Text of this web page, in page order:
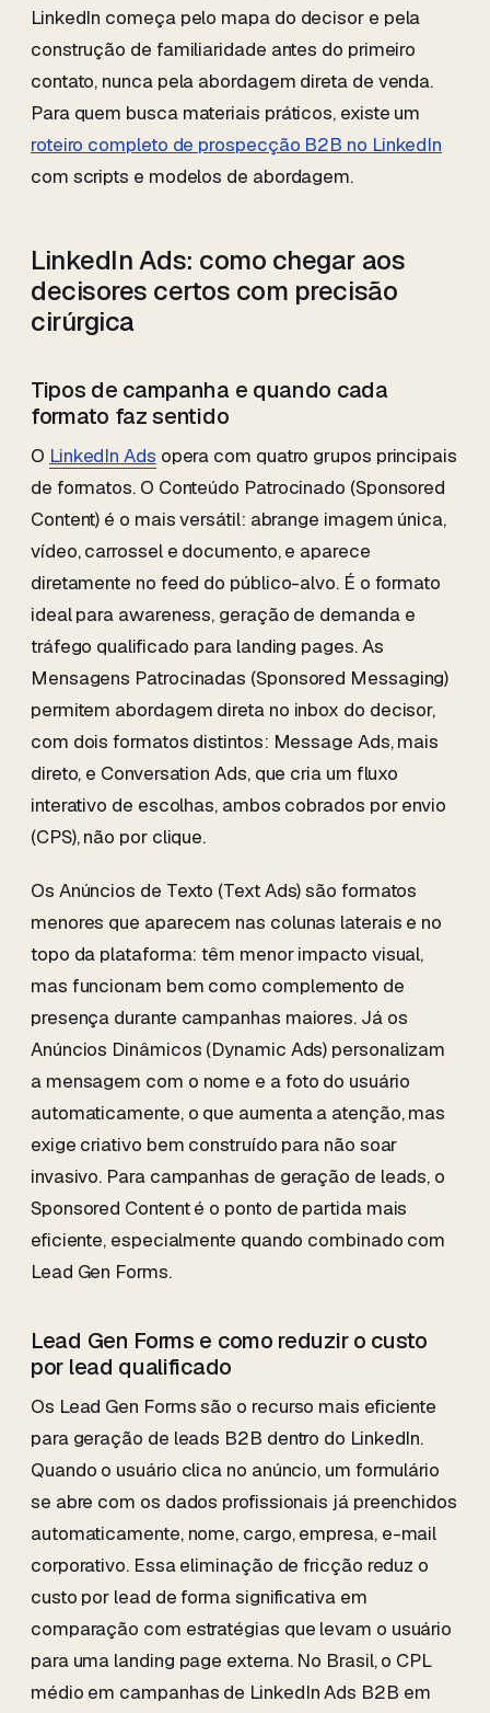
LinkedIn começa pelo mapa do decisor e pela
construção de familiaridade antes do primeiro
contato, nunca pela abordagem direta de venda.
Para quem busca materiais práticos, existe um
roteiro completo de prospecção B2B no LinkedIn
com scripts e modelos de abordagem.
LinkedIn Ads: como chegar aos
decisores certos com precisão
cirúrgica
Tipos de campanha e quando cada
formato faz sentido
O LinkedIn Ads opera com quatro grupos principais
de formatos. O Conteúdo Patrocinado (Sponsored
Content) é o mais versátil: abrange imagem única,
vídeo, carrossel e documento, e aparece
diretamente no feed do público-alvo. É o formato
ideal para awareness, geração de demanda e
tráfego qualificado para landing pages. As
Mensagens Patrocinadas (Sponsored Messaging)
permitem abordagem direta no inbox do decisor,
com dois formatos distintos: Message Ads, mais
direto, e Conversation Ads, que cria um fluxo
interativo de escolhas, ambos cobrados por envio
(CPS), não por clique.
Os Anúncios de Texto (Text Ads) são formatos
menores que aparecem nas colunas laterais e no
topo da plataforma: têm menor impacto visual,
mas funcionam bem como complemento de
presença durante campanhas maiores. Já os
Anúncios Dinâmicos (Dynamic Ads) personalizam
a mensagem com o nome e a foto do usuário
automaticamente, o que aumenta a atenção, mas
exige criativo bem construído para não soar
invasivo. Para campanhas de geração de leads, o
Sponsored Content é o ponto de partida mais
eficiente, especialmente quando combinado com
Lead Gen Forms.
Lead Gen Forms e como reduzir o custo
por lead qualificado
Os Lead Gen Forms são o recurso mais eficiente
para geração de leads B2B dentro do LinkedIn.
Quando o usuário clica no anúncio, um formulário
se abre com os dados profissionais já preenchidos
automaticamente, nome, cargo, empresa, e-mail
corporativo. Essa eliminação de fricção reduz o
custo por lead de forma significativa em
comparação com estratégias que levam o usuário
para uma landing page externa. No Brasil, o CPL
médio em campanhas de LinkedIn Ads B2B em